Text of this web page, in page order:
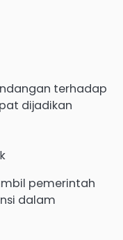
terhadap
dijadikan
pemerintah
dalam